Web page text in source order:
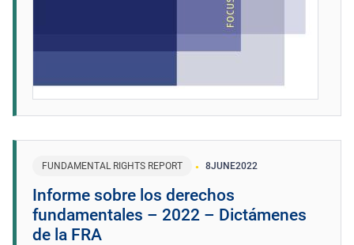
FUNDAMENTAL RIGHTS REPORT 8JUNE2022
Informe sobre los derechos
fundamentales – 2022 – Dictámenes
de la FRA